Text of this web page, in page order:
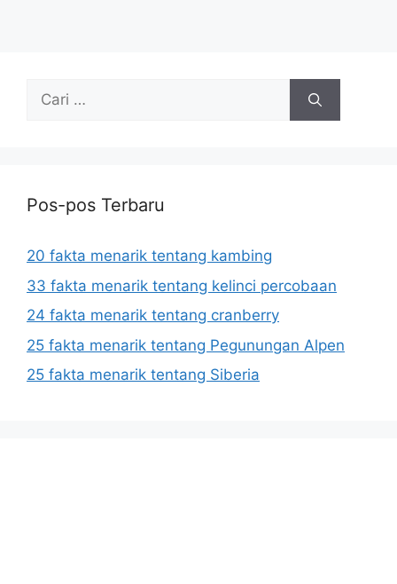
Cari
Pos-pos Terbaru
20 fakta menarik tentang kambing
33 fakta menarik tentang kelinci percobaan
24 fakta menarik tentang cranberry
25 fakta menarik tentang Pegunungan Alpen
25 fakta menarik tentang Siberia